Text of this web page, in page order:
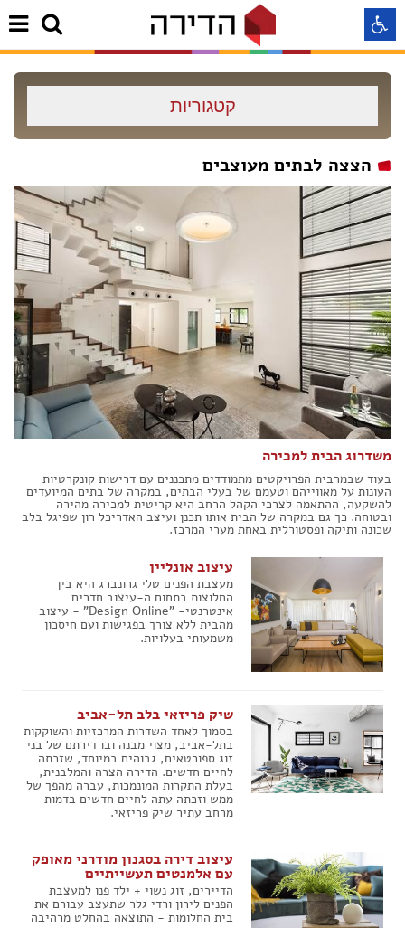
קטגוריות
הצצה לבתים מעוצבים
משדרוג הבית למכירה
בעוד שבמרבית הפרויקטים מתמודדים מתכננים עם דרישות קונקרטיות
העונות על מאווייהם וטעמם של בעלי הבתים, במקרה של בתים המיועדים
להשקעה, ההתאמה לצרכי הקהל הרחב היא קריטית למכירה מהירה
ובטוחה. כך גם במקרה של הבית אותו תכנן ועיצב האדריכל רון שפיגל בלב
שכונה ותיקה ופסטורלית באחת מערי המרכז.
עיצוב אונליין
מעצבת הפנים טלי גרונברג היא בין
החלוצות בתחום ה-עיצוב חדרים
אינטרנטי- "Design Online" - עיצוב
מהבית ללא צורך בפגישות ועם חיסכון
משמעותי בעלויות.
שיק פריזאי בלב תל-אביב
בסמוך לאחד השדרות המרכזיות והשוקקות
בתל-אביב, מצוי מבנה ובו דירתם של בני
זוג ספורטאים, גבוהים במיוחד, שזכתה
לחיים חדשים. הדירה הצרה והמלבנית,
בעלת התקרות המונמכות, עברה מהפך של
ממש וזכתה עתה לחיים חדשים בדמות
מרחב עתיר שיק פריזאי.
עיצוב דירה בסגנון מודרני מאופק
עם אלמנטים תעשייתיים
הדיירים, זוג נשוי + ילד פנו למעצבת
הפנים לירון ורדי גלר שתעצב עבורם את
בית החלומות - התוצאה בהחלט מרהיבה
התאמה לכבדי ראיה
תצוגה רגילה
הדגשת קישורים
Aא Aא Aא
הצהרת נגישות